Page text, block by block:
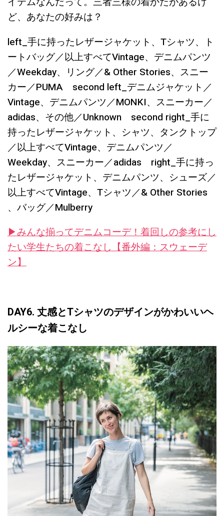
ど、あなたの好みは？
left_手に持ったレザージャケット、Tシャツ、ト
ートバッグ／以上すべてVintage、デニムパンツ
／Weekday、リング／& Other Stories、スニー
カー／PUMA second left_デニムジャケット／
Vintage、デニムパンツ／MONKI、スニーカー／
adidas、その他／Unknown second right_手に
持ったレザージャケット、シャツ、タンクトップ
／以上すべてVintage、デニムパンツ／
Weekday、スニーカー／adidas right_手に持っ
たレザージャケット、デニムパンツ、シューズ／
以上すべてVintage、Tシャツ／& Other Stories
、バッグ／Mulberry
▶︎みんな揃ってデニムコーデ！着回しの参考にし
たい学生たちの着こなし【番外編：スウェーデ
ン】
DAY6. 丈感とTシャツのデザインがかわいいヘ
ルシーな着こなし